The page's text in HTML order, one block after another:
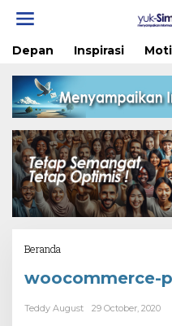
Depan Inspirasi
Beranda
woocommerce-
Teddy August 29 October, 2020